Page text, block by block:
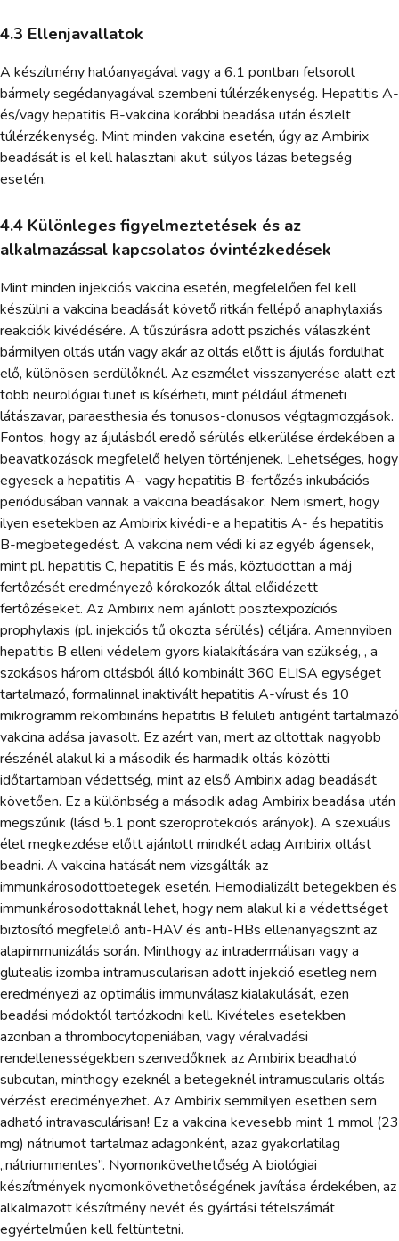
4.3 Ellenjavallatok
A készítmény hatóanyagával vagy a 6.1 pontban felsorolt
bármely segédanyagával szembeni túlérzékenység. Hepatitis A-
és/vagy hepatitis B-vakcina korábbi beadása után észlelt
túlérzékenység. Mint minden vakcina esetén, úgy az Ambirix
beadását is el kell halasztani akut, súlyos lázas betegség
esetén.
4.4 Különleges figyelmeztetések és az
alkalmazással kapcsolatos óvintézkedések
Mint minden injekciós vakcina esetén, megfelelően fel kell
készülni a vakcina beadását követő ritkán fellépő anaphylaxiás
reakciók kivédésére. A tűszúrásra adott pszichés válaszként
bármilyen oltás után vagy akár az oltás előtt is ájulás fordulhat
elő, különösen serdülőknél. Az eszmélet visszanyerése alatt ezt
több neurológiai tünet is kísérheti, mint például átmeneti
látászavar, paraesthesia és tonusos-clonusos végtagmozgások.
Fontos, hogy az ájulásból eredő sérülés elkerülése érdekében a
beavatkozások megfelelő helyen történjenek. Lehetséges, hogy
egyesek a hepatitis A- vagy hepatitis B-fertőzés inkubációs
periódusában vannak a vakcina beadásakor. Nem ismert, hogy
ilyen esetekben az Ambirix kivédi-e a hepatitis A- és hepatitis
B-megbetegedést. A vakcina nem védi ki az egyéb ágensek,
mint pl. hepatitis C, hepatitis E és más, köztudottan a máj
fertőzését eredményező kórokozók által előidézett
fertőzéseket. Az Ambirix nem ajánlott posztexpozíciós
prophylaxis (pl. injekciós tű okozta sérülés) céljára. Amennyiben
hepatitis B elleni védelem gyors kialakítására van szükség, , a
szokásos három oltásból álló kombinált 360 ELISA egységet
tartalmazó, formalinnal inaktivált hepatitis A-vírust és 10
mikrogramm rekombináns hepatitis B felületi antigént tartalmazó
vakcina adása javasolt. Ez azért van, mert az oltottak nagyobb
részénél alakul ki a második és harmadik oltás közötti
időtartamban védettség, mint az első Ambirix adag beadását
követően. Ez a különbség a második adag Ambirix beadása után
megszűnik (lásd 5.1 pont szeroprotekciós arányok). A szexuális
élet megkezdése előtt ajánlott mindkét adag Ambirix oltást
beadni. A vakcina hatását nem vizsgálták az
immunkárosodottbetegek esetén. Hemodializált betegekben és
immunkárosodottaknál lehet, hogy nem alakul ki a védettséget
biztosító megfelelő anti-HAV és anti-HBs ellenanyagszint az
alapimmunizálás során. Minthogy az intradermálisan vagy a
glutealis izomba intramuscularisan adott injekció esetleg nem
eredményezi az optimális immunválasz kialakulását, ezen
beadási módoktól tartózkodni kell. Kivételes esetekben
azonban a thrombocytopeniában, vagy véralvadási
rendellenességekben szenvedőknek az Ambirix beadható
subcutan, minthogy ezeknél a betegeknél intramuscularis oltás
vérzést eredményezhet. Az Ambirix semmilyen esetben sem
adható intravasculárisan! Ez a vakcina kevesebb mint 1 mmol (23
mg) nátriumot tartalmaz adagonként, azaz gyakorlatilag
„nátriummentes”. Nyomonkövethetőség A biológiai
készítmények nyomonkövethetőségének javítása érdekében, az
alkalmazott készítmény nevét és gyártási tételszámát
egyértelműen kell feltüntetni.